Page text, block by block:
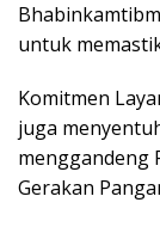
untuk
Komitmen
juga
menggandeng
Gerakan